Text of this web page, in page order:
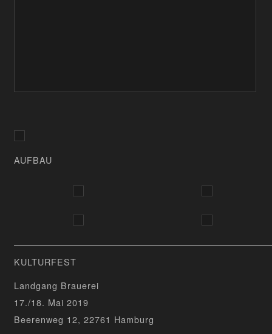
AUFBAU
KULTURFEST
Landgang Brauerei
17./18. Mai 2019
Beerenweg 12, 22761 Hamburg